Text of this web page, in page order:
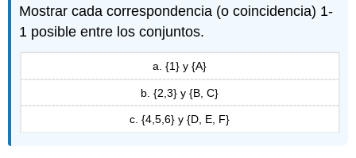
Mostrar cada correspondencia (o coincidencia) 1-
1 posible entre los conjuntos.
a. {1} y {A}
b. {2,3} y {B, C}
c. {4,5,6} y {D, E, F}